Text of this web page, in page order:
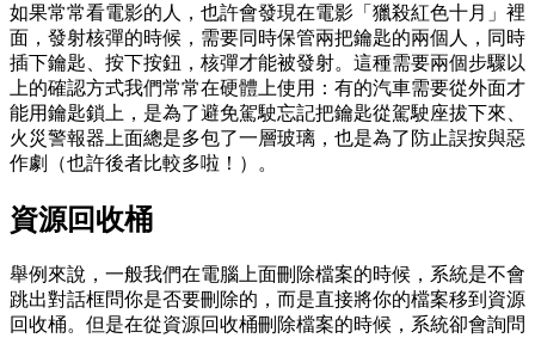
如果常常看電影的人，也許會發現在電影「獵殺紅色十月」裡
面，發射核彈的時候，需要同時保管兩把鑰匙的兩個人，同時
插下鑰匙、按下按鈕，核彈才能被發射。這種需要兩個步驟以
上的確認方式我們常常在硬體上使用：有的汽車需要從外面才
能用鑰匙鎖上，是為了避免駕駛忘記把鑰匙從駕駛座拔下來、
火災警報器上面總是多包了一層玻璃，也是為了防止誤按與惡
作劇（也許後者比較多啦！）。
資源回收桶
舉例來說，一般我們在電腦上面刪除檔案的時候，系統是不會
跳出對話框問你是否要刪除的，而是直接將你的檔案移到資源
回收桶。但是在從資源回收桶刪除檔案的時候，系統卻會詢問